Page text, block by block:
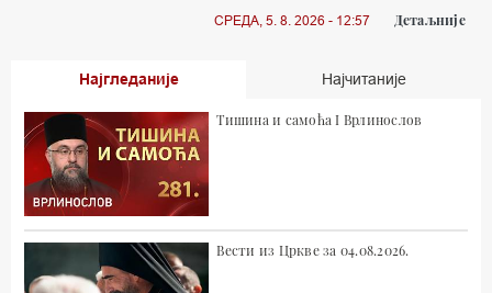
СРЕДА, 5. 8. 2026 - 12:57 Детаљније
Најгледаније Најчитаније
Тишина и самоћа I Врлинослов
Вести из Цркве за 04.08.2026.